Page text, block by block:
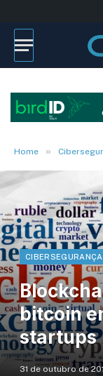
Home »
CIBERSEGURANÇA
bitcoin
startups
31 de outubro de